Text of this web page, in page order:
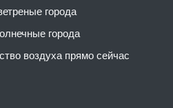
города
города
воздуха прямо сейчас